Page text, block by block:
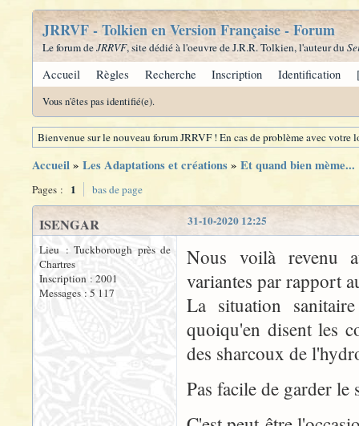
JRRVF - Tolkien en Version Française - Forum
Le forum deJRRVF, site dédié à l'oeuvre de J.R.R. Tolkien, l'auteur du
Accueil Règles Recherche Inscription Identification
Vous n'êtes pas identifié(e).
Bienvenue sur le nouveau forum JRRVF ! En cas de problème avec
Accueil» Les Adaptations et créations» Et quand bien mème...
Pages : 1 bas de page
31-10-2020 12:25
ISENGAR
Lieu : Tuckborough près de
Chartres
Inscription : 2001
Messages : 5 117
Nous voilà revenu
variantes par rapport
La situation
quoiqu'en disent les
des sharcoux de
Pas facile de garder